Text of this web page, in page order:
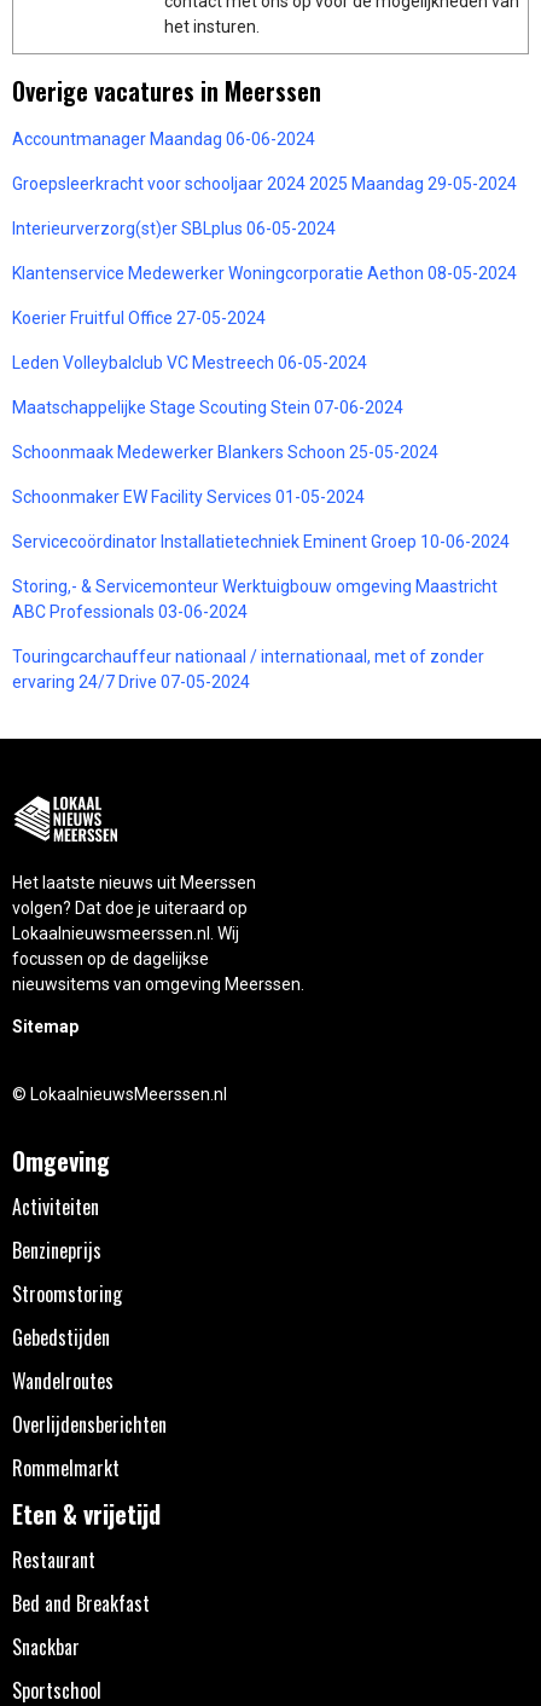
het insturen.
Overige vacatures in Meerssen
Accountmanager Maandag 06-06-2024
Groepsleerkracht voor schooljaar 2024 2025 Maandag 29-05-2024
Interieurverzorg(st)er SBLplus 06-05-2024
Klantenservice Medewerker Woningcorporatie Aethon 08-05-2024
Koerier Fruitful Office 27-05-2024
Leden Volleybalclub VC Mestreech 06-05-2024
Maatschappelijke Stage Scouting Stein 07-06-2024
Schoonmaak Medewerker Blankers Schoon 25-05-2024
Schoonmaker EW Facility Services 01-05-2024
Servicecoördinator Installatietechniek Eminent Groep 10-06-2024
Storing,- & Servicemonteur Werktuigbouw omgeving Maastricht
ABC Professionals 03-06-2024
Touringcarchauffeur nationaal / internationaal, met of zonder
ervaring 24/7 Drive 07-05-2024
Het laatste nieuws uit Meerssen
volgen? Dat doe je uiteraard op
Lokaalnieuwsmeerssen.nl. Wij
focussen op de dagelijkse
nieuwsitems van omgeving Meerssen.
Sitemap
© LokaalnieuwsMeerssen.nl
Omgeving
Activiteiten
Benzineprijs
Stroomstoring
Gebedstijden
Wandelroutes
Overlijdensberichten
Rommelmarkt
Eten & vrijetijd
Restaurant
Bed and Breakfast
Snackbar
Sportschool